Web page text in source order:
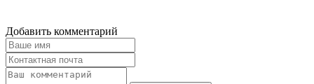
Добавить комментарий